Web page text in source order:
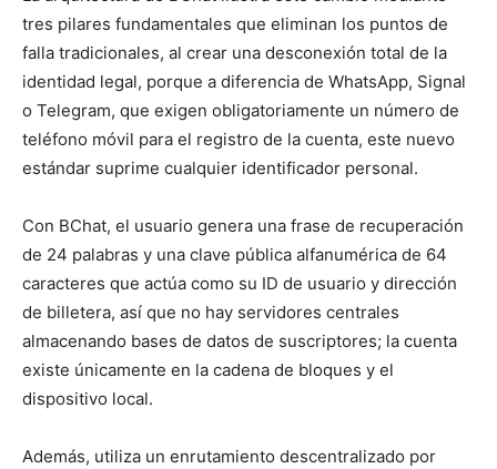
tres pilares fundamentales que eliminan los puntos de
falla tradicionales, al crear una desconexión total de la
identidad legal, porque a diferencia de WhatsApp, Signal
o Telegram, que exigen obligatoriamente un número de
teléfono móvil para el registro de la cuenta, este nuevo
estándar suprime cualquier identificador personal.
Con BChat, el usuario genera una frase de recuperación
de 24 palabras y una clave pública alfanumérica de 64
caracteres que actúa como su ID de usuario y dirección
de billetera, así que no hay servidores centrales
almacenando bases de datos de suscriptores; la cuenta
existe únicamente en la cadena de bloques y el
dispositivo local.
Además, utiliza un enrutamiento descentralizado por